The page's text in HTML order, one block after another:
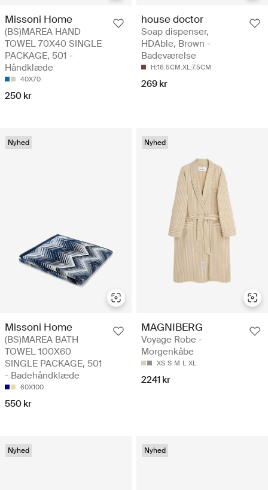
Missoni Home
(BS)MAREA HAND
TOWEL 70X40 SINGLE
PACKAGE, 501 -
Håndklæde
40X70
250 kr
house doctor
Soap dispenser,
HDAble, Brown -
Badeværelse
H:16.5CM.XL:7.5CM
269 kr
Nyhed
Missoni Home
(BS)MAREA BATH
TOWEL 100X60
SINGLE PACKAGE, 501
- Badehåndklæde
60X100
550 kr
Nyhed
MAGNIBERG
Voyage Robe -
Morgenkåbe
XS S M L XL
2241 kr
Nyhed Nyhed